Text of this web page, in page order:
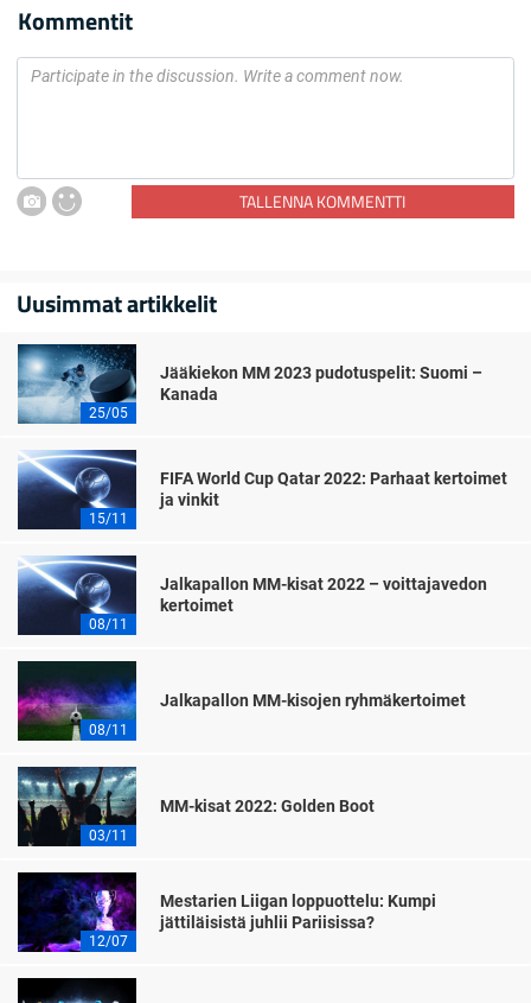
Kommentit
TALLENNA KOMMENTTI
Uusimmat artikkelit
25/05
Jääkiekon MM 2023 pudotuspelit: Suomi –
Kanada
15/11
FIFA World Cup Qatar 2022: Parhaat kertoimet
ja vinkit
08/11
Jalkapallon MM-kisat 2022 – voittajavedon
kertoimet
08/11
Jalkapallon MM-kisojen ryhmäkertoimet
03/11
MM-kisat 2022: Golden Boot
12/07
Mestarien Liigan loppuottelu: Kumpi
jättiläisistä juhlii Pariisissa?